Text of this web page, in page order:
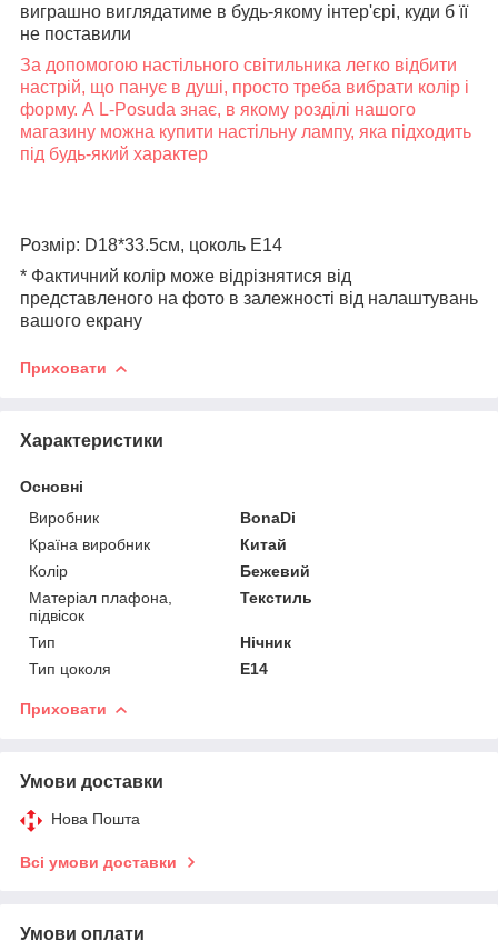
виграшно виглядатиме в будь-якому інтер'єрі, куди б її
не поставили
За допомогою настільного світильника легко відбити
настрій, що панує в душі, просто треба вибрати колір і
форму. А L-Posuda знає, в якому розділі нашого
магазину можна купити настільну лампу, яка підходить
під будь-який характер
Розмір: D18*33.5см, цоколь E14
* Фактичний колір може відрізнятися від
представленого на фото в залежності від налаштувань
вашого екрану
Приховати
Характеристики
Основні
Виробник
BonaDi
Країна виробник
Китай
Колір
Бежевий
Матеріал плафона,
підвісок
Текстиль
Тип
Нічник
Тип цоколя
E14
Приховати
Умови доставки
Нова Пошта
Всі умови доставки
Умови оплати